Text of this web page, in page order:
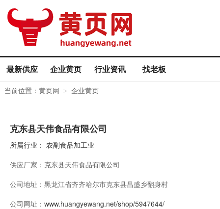
最新供应 企业黄页 行业资讯 找老板
当前位置： 黄页网 > 企业黄页
克东县天伟食品有限公司
所属行业： 农副食品加工业
供应厂家： 克东县天伟食品有限公司
公司地址： 黑龙江省齐齐哈尔市克东县昌盛乡翻身村
公司网址： www.huangyewang.net/shop/5947644/